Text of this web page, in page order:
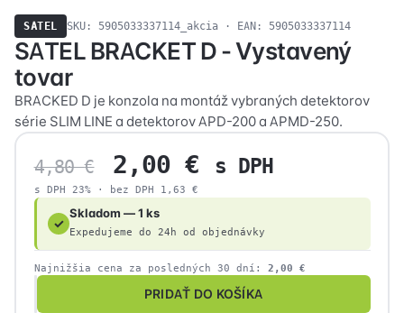
SATEL SKU: 5905033337114_akcia · EAN: 5905033337114
SATEL BRACKET D - Vystavený
tovar
BRACKED D je konzola na montáž vybraných detektorov
série SLIM LINE a detektorov APD-200 a APMD-250.
4,80€ Pôvodná
cena
bola:
4,80 €.
2,00€ Aktuálna
2,00 €.
s DPH
s DPH 23% · bez DPH 1,63 €
✓
Skladom — 1 ks
Expedujeme do 24h od objednávky
Najnižšia cena za posledných 30 dní: 2,00 €
PRIDAŤ DO KOŠÍKA